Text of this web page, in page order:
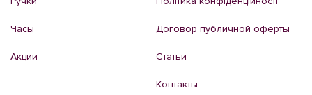
Часы
Акции
Договор публичной оферты
Статьи
Контакты